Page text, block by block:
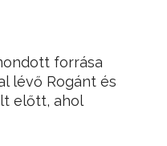
forrása
lévő Rogánt és
előtt, ahol